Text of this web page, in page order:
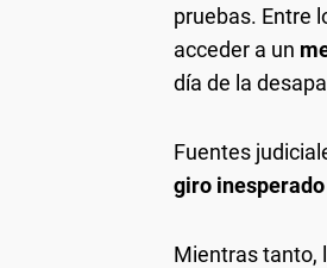
pruebas. Entre
acceder a un
día de la
Fuentes
giro inesperado
Mientras tanto,